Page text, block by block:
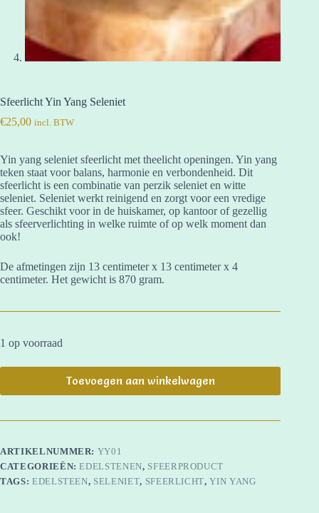
Sfeerlicht Yin Yang Seleniet
€25,00 incl. BTW
Yin yang seleniet sfeerlicht met theelicht openingen. Yin yang
teken staat voor balans, harmonie en verbondenheid. Dit
sfeerlicht is een combinatie van perzik seleniet en witte
seleniet. Seleniet werkt reinigend en zorgt voor een vredige
sfeer. Geschikt voor in de huiskamer, op kantoor of gezellig
als sfeerverlichting in welke ruimte of op welk moment dan
ook!
De afmetingen zijn 13 centimeter x 13 centimeter x 4
centimeter. Het gewicht is 870 gram.
1 op voorraad
Toevoegen aan winkelwagen
ARTIKELNUMMER: YY01
CATEGORIEËN:EDELSTENEN, SFEERPRODUCT
TAGS: EDELSTEEN, SELENIET, SFEERLICHT,YIN YANG